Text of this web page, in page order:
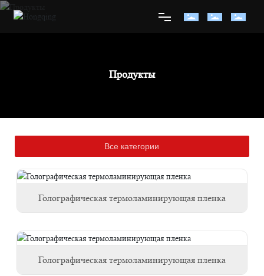
Новости
Контакты
Продукты
Все категории
Голографическая термоламинирующая пленка
Голографическая термоламинирующая пленка